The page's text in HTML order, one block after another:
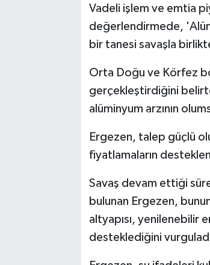
Vadeli işlem ve emtia
değerlendirmede,
bir tanesi savaşla
Orta Doğu ve Körfez
gerçekleştirdiğini
alüminyum arzının
Ergezen, talep güçlü
fiyatlamaların
Savaş devam ettiği
bulunan Ergezen,
altyapısı, yenilenebilir
desteklediğini